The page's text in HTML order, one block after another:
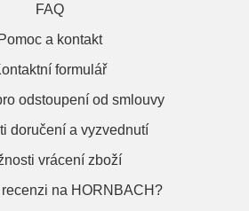
FAQ
Pomoc a kontakt
formulář
odstoupení od smlouvy
doručení a vyzvednutí
vrácení zboží
na HORNBACH?